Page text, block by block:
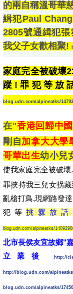
的兩自稱溫哥華
緝犯Paul
2805號通緝犯
我父子女歡相聚!
家庭完全被破壞
蹤!罪犯等放
blog.udn.com/alpineatks/
在"香港回歸中
剛自加拿大大學
哥華出生幼小兒
使我家庭完全被破
罪挾持我三兒女拐
亂槍打鳥,現網路發
犯等挑釁放話
blog.udn.com/alpineatks/
北市長侯友宜故鄉"
立業後
http://
http://blog.udn.com/alpineatks/
blog.udn.com/alpineatks/